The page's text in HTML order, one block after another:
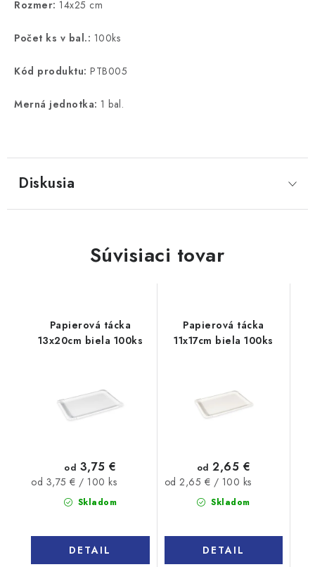
Rozmer: 14x25 cm
Počet ks v bal.: 100ks
Kód produktu: PTB005
Merná jednotka: 1 bal.
Diskusia
Súvisiaci tovar
Papierová tácka
13x20cm biela 100ks
Skladom
od 3,75 €
Jednotková
od 3,75 € / 100 ks
DETAIL
Papierová tácka
11x17cm biela 100ks
Skladom
od 2,65 €
Jednotková
od 2,65 € / 100 ks
DETAIL